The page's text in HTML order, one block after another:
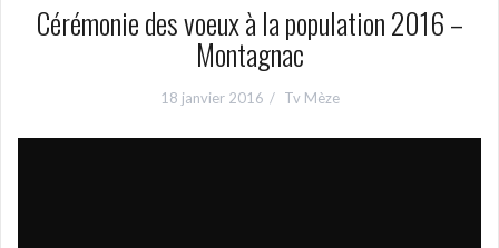
Cérémonie des voeux à la population 2016 –
Montagnac
18 janvier 2016 Tv Mèze